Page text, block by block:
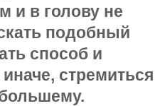
и в голову не
подобный
способ и
стремиться